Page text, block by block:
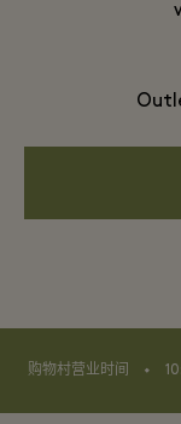
购物村营业时间 ⬩